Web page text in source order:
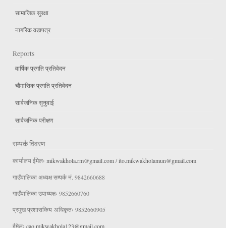
सामाजिक सुरक्षा
नागरिक वडापत्र
Reports
वार्षिक प्रगति प्रतिवेदन
चौमासिक प्रगति प्रतिवेदन
सार्वजनिक सुनुवाई
सार्वजनिक परीक्षण
सम्पर्क विवरण
कार्यालय ईमेलः mikwakhola.rm@gmail.com/ito.mikwakholamun@gmail.com
गाउँपालिका अध्यक्ष सम्पर्क नं. 9842660688
गाउँपालिका उपाध्यक्षः 9852660760
प्रमुख प्रशासकिय अधिकृतः 9852660905
ईमेलः cao.mikwakhola123@gmail.com